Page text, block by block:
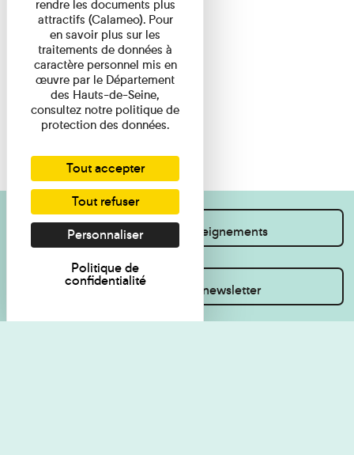
Je souhaite des renseignements
Inscrivez-vous à la newsletter
rendre les documents plus
attractifs (Calameo). Pour
en savoir plus sur les
traitements de données à
caractère personnel mis en
œuvre par le Département
des Hauts-de-Seine,
consultez notre politique de
protection des données.
Tout accepter
Tout refuser
Personnaliser
Politique de
confidentialité